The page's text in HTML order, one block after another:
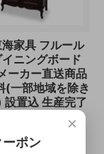
家具 フルール
ニングボード
ーカー直送商品
(一部地域を除き
設置込 生産完了
円(税込)
×
ポン